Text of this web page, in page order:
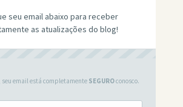
seu email abaixo para receber
as atualizações do blog!
email está completamente SEGUROconosco.